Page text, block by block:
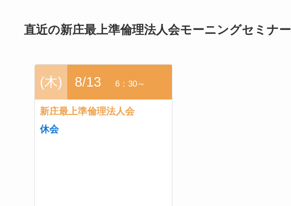
直近の新庄最上準倫理法人会モーニングセミナー
(木) 8/13 6：30～
新庄最上準倫理法人会
休会